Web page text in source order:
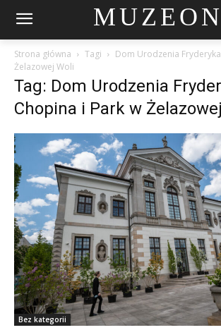
MUZEON
Strona główna Tagi
Dom Urodzenia
Żelazowej Woli
Tag: Dom Urodzenia
Chopina i Park w
Bez kategorii